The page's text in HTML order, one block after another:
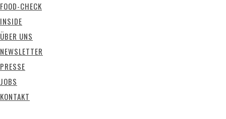
FOOD-CHECK
INSIDE
ÜBER UNS
NEWSLETTER
PRESSE
JOBS
KONTAKT